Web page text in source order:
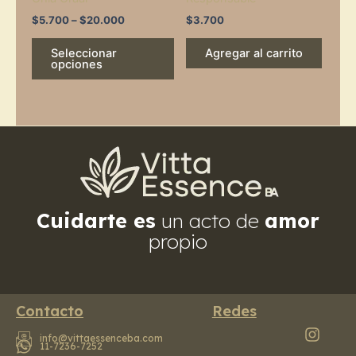
$5.700–$20.000
Seleccionar
opciones
the
product
$3.700
Agregar al carrito
Cuidarte es un acto de amor
propio
Contacto
info@vittaessenceba.com
11-7236-7252
Redes